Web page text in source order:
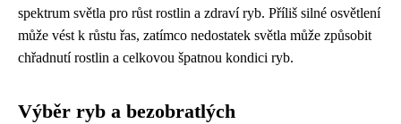
spektrum světla pro růst rostlin a zdraví ryb. Příliš silné osvětlení
může vést k růstu řas, zatímco nedostatek světla může způsobit
chřadnutí rostlin a celkovou špatnou kondici ryb.
Výběr ryb a bezobratlých